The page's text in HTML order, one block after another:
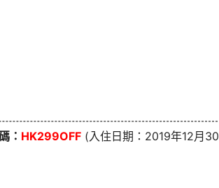
： HK299OFF (入住日期：2019年12月30